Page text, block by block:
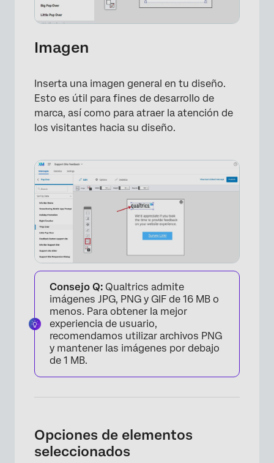
Imagen
Inserta una imagen general en tu diseño.
Esto es útil para fines de desarrollo de
marca, así como para atraer la atención de
los visitantes hacia su diseño.
Consejo Q: Qualtrics admite
imágenes JPG, PNG y GIF de 16 MB o
menos. Para obtener la mejor
experiencia de usuario,
recomendamos utilizar archivos PNG
y mantener las imágenes por debajo
de 1 MB.
Opciones de elementos
seleccionados